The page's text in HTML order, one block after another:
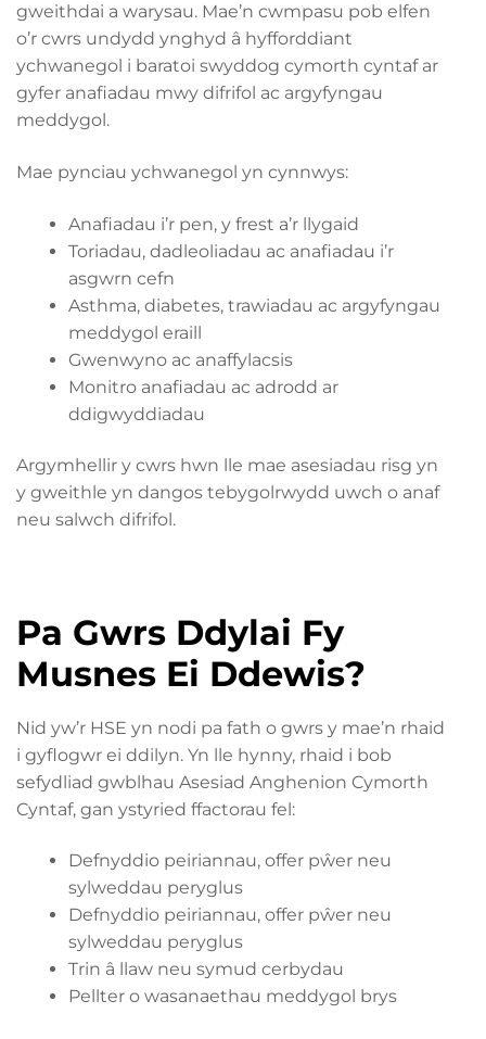
gweithdai a warysau. Mae’n cwmpasu pob elfen
o’r cwrs undydd ynghyd â hyfforddiant
ychwanegol i baratoi swyddog cymorth cyntaf ar
gyfer anafiadau mwy difrifol ac argyfyngau
meddygol.
Mae pynciau ychwanegol yn cynnwys:
Anafiadau i’r pen, y frest a’r llygaid
Toriadau, dadleoliadau ac anafiadau i’r
asgwrn cefn
Asthma, diabetes, trawiadau ac argyfyngau
meddygol eraill
Gwenwyno ac anaffylacsis
Monitro anafiadau ac adrodd ar
ddigwyddiadau
Argymhellir y cwrs hwn lle mae asesiadau risg yn
y gweithle yn dangos tebygolrwydd uwch o anaf
neu salwch difrifol.
Pa Gwrs Ddylai Fy
Musnes Ei Ddewis?
Nid yw’r HSE yn nodi pa fath o gwrs y mae’n rhaid
i gyflogwr ei ddilyn. Yn lle hynny, rhaid i bob
sefydliad gwblhau Asesiad Anghenion Cymorth
Cyntaf, gan ystyried ffactorau fel:
Defnyddio peiriannau, offer pŵer neu
sylweddau peryglus
Defnyddio peiriannau, offer pŵer neu
sylweddau peryglus
Trin â llaw neu symud cerbydau
Pellter o wasanaethau meddygol brys